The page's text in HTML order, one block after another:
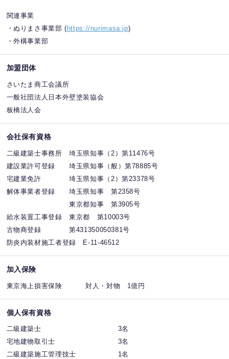
関連事業
・ぬりまさ事業部 ( https://nurimasa.jp)
・外構事業部
加盟団体
さいたま商工会議所
一般社団法人日本外壁塗装協会
板橋法人会
会社保有資格
二級建築士事務所 埼玉県知事（2）第11476号
建設業許可登録 埼玉県知事（般）第78885号
宅建業免許 埼玉県知事（2）第23378号
解体事業者登録 埼玉県知事 第2358号
東京都知事 第3905号
給水装置工事登録 東京都 第10003号
古物商登録 第431350050381号
防炎内装材施工者登録 E-11-46512
加入保険
東京海上損害保険 対人・対物 1億円
個人保有資格
二級建築士 3名
宅地建物取引士 3名
二級建築施工管理技士 1名